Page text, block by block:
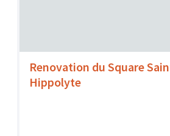
Renovation du Square
Hippolyte